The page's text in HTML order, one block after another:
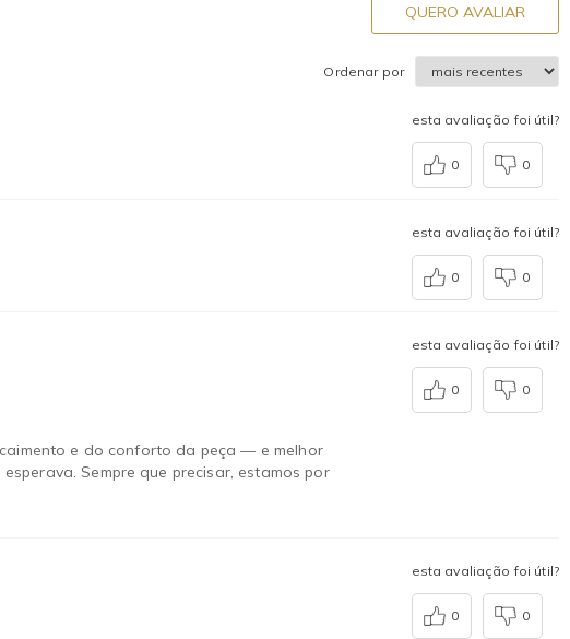
QUERO AVALIAR
Ordenar por
esta avaliação foi útil?
0 0
esta avaliação foi útil?
0 0
e do conforto da peça — e melhor
Sempre que precisar, estamos por
esta avaliação foi útil?
0 0
esta avaliação foi útil?
0 0